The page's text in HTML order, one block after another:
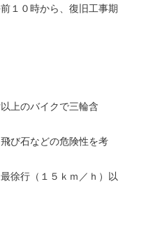
１０時から、復旧工事期
上のバイクで三輪含
び石などの危険性を考
徐行（１５ｋｍ／ｈ）以